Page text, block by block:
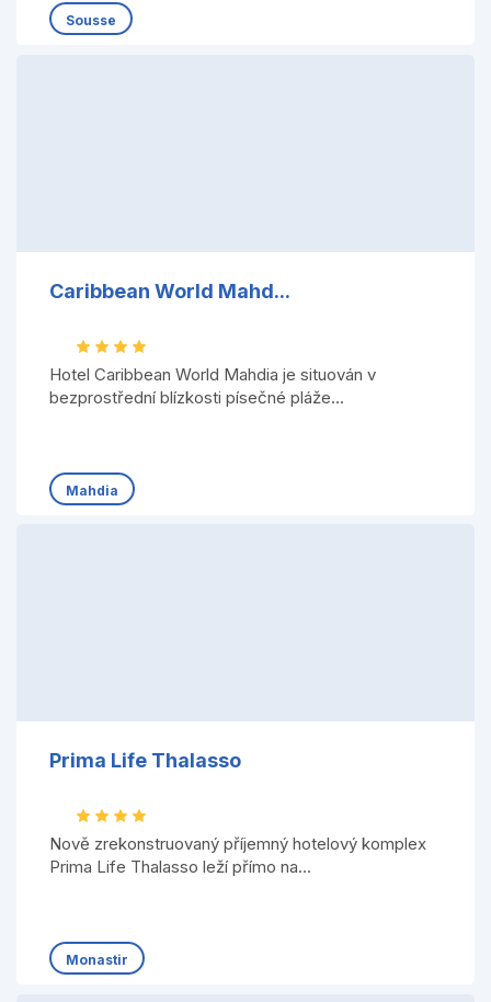
Sousse
Caribbean World Mahd...
Hotel Caribbean World Mahdia je situován v
bezprostřední blízkosti písečné pláže...
Mahdia
Prima Life Thalasso
Nově zrekonstruovaný příjemný hotelový komplex
Prima Life Thalasso leží přímo na...
Monastir